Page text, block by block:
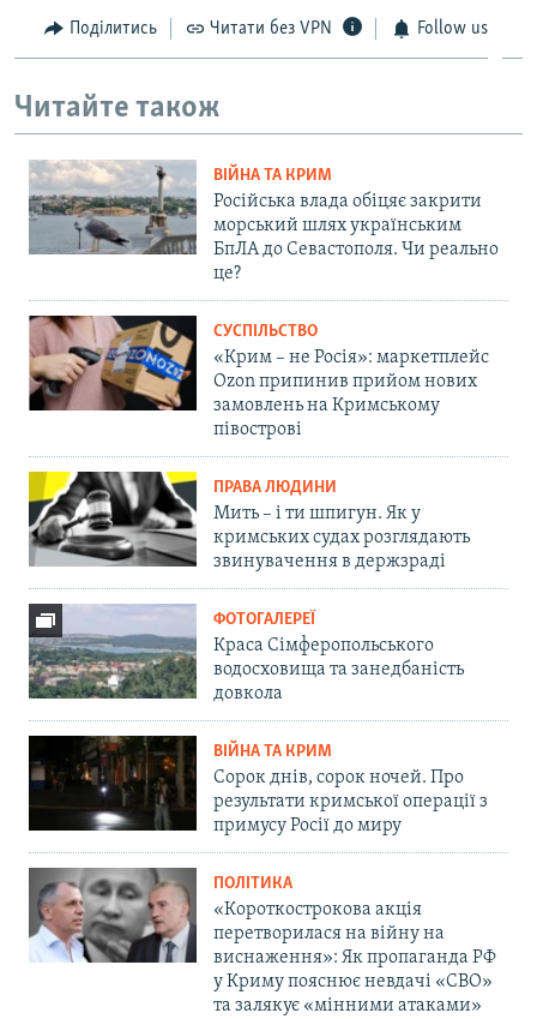
Поділитись Читати без VPN Follow us
Читайте також
ВІЙНА ТА КРИМ
Російська влада обіцяє закрити
морський шлях українським
БпЛА до Севастополя. Чи реально
це?
СУСПІЛЬСТВО
«Крим – не Росія»: маркетплейс
Ozon припинив прийом нових
замовлень на Кримському
півострові
ПРАВА ЛЮДИНИ
Мить – і ти шпигун. Як у
кримських судах розглядають
звинувачення в держзраді
ФОТОГАЛЕРЕЇ
Краса Сімферопольського
водосховища та занедбаність
довкола
ВІЙНА ТА КРИМ
Сорок днів, сорок ночей. Про
результати кримської операції з
примусу Росії до миру
ПОЛІТИКА
«Короткострокова акція
перетворилася на війну на
виснаження»: Як пропаганда РФ
у Криму пояснює невдачі «СВО»
та залякує «мінними атаками»